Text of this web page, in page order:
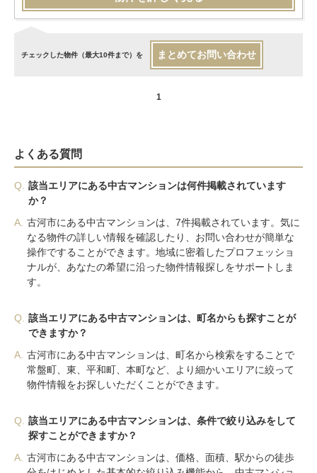
チェックした物件（最大10件まで）を まとめてお問い合わせ
1
よくある質問
Q.
該当エリアにある中古マンションは何件掲載されています
か？
A. 古河市にある中古マンションは、7件掲載されています。気に
なる物件の詳しい情報を確認したり、お問い合わせが簡単な
操作ですることができます。地域に密着したプロフェッショ
ナルが、あなたの希望に沿った物件情報探しをサポートしま
す。
Q.
該当エリアにある中古マンションは、町名からも探すことが
できますか？
A. 古河市にある中古マンションは、町名から検索をすることで
常盤町、東、平和町、本町など、より細かいエリアに絞って
物件情報をお探しいただくことができます。
Q.
該当エリアにある中古マンションは、条件で絞り込みをして
探すことができますか？
A. 古河市にある中古マンションは、価格、面積、駅からの徒歩